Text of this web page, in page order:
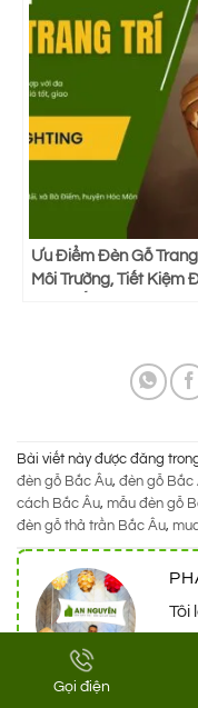
Gọi điện
Ưu Điểm Đèn Gỗ Trang
Môi Trường, Tiết Kiệm
Bài viết này được đăng
đèn gỗ Bắc Âu, đèn gỗ Bắc
cách Bắc Âu, mẫu đèn gỗ
đèn gỗ thả trần Bắc Âu,
Tôi